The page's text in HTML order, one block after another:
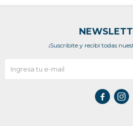
¡Suscribite y recibí todas
 